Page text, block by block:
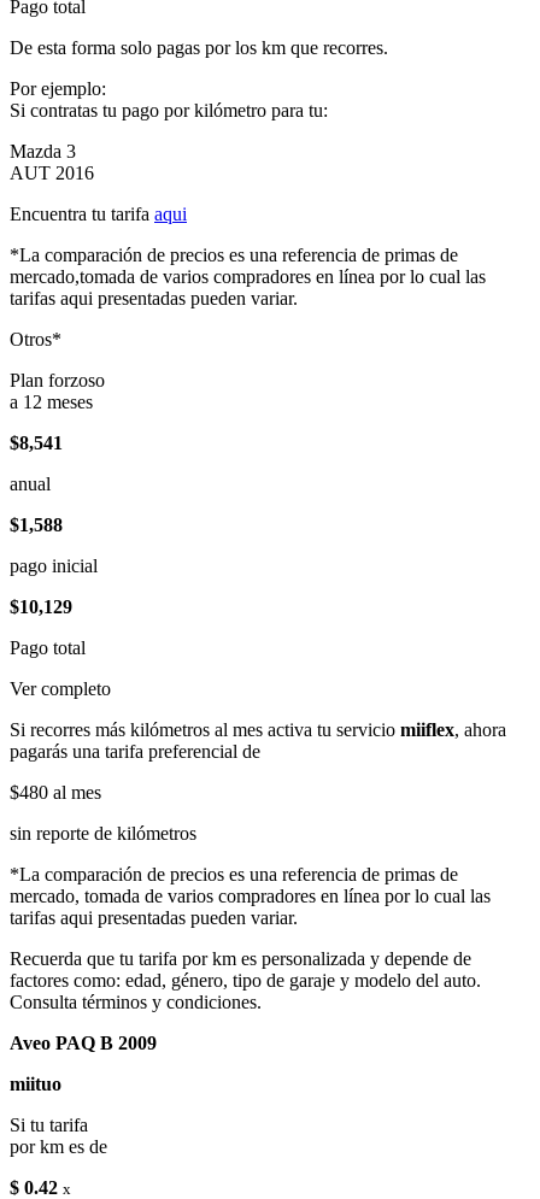
Pago total
De esta forma solo pagas por los km que recorres.
Por ejemplo:
Si contratas tu pago por kilómetro para tu:
Mazda 3
AUT 2016
Encuentra tu tarifa aqui
*La comparación de precios es una referencia de primas de
mercado,tomada de varios compradores en línea por lo cual las
tarifas aqui presentadas pueden variar.
Otros*
Plan forzoso
a 12 meses
$8,541
anual
$1,588
pago inicial
$10,129
Pago total
Ver completo
Si recorres más kilómetros al mes activa tu servicio miiflex, ahora
pagarás una tarifa preferencial de
$480 al mes
sin reporte de kilómetros
*La comparación de precios es una referencia de primas de
mercado, tomada de varios compradores en línea por lo cual las
tarifas aqui presentadas pueden variar.
Recuerda que tu tarifa por km es personalizada y depende de
factores como: edad, género, tipo de garaje y modelo del auto.
Consulta términos y condiciones.
Aveo PAQ B 2009
miituo
Si tu tarifa
por km es de
$ 0.42 x